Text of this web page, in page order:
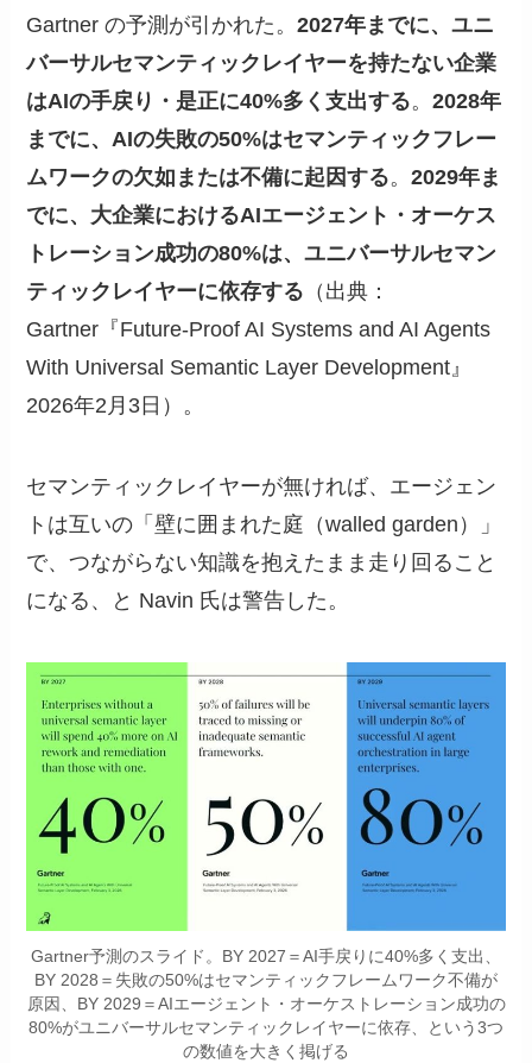
Gartner の予測が引かれた。2027年までに、ユニ
バーサルセマンティックレイヤーを持たない企業
はAIの手戻り・是正に40%多く支出する。2028年
までに、AIの失敗の50%はセマンティックフレー
ムワークの欠如または不備に起因する。2029年ま
でに、大企業におけるAIエージェント・オーケス
トレーション成功の80%は、ユニバーサルセマン
ティックレイヤーに依存する （出典：
Gartner『Future-Proof AI Systems and AI Agents
With Universal Semantic Layer Development』
2026年2月3日）。
セマンティックレイヤーが無ければ、エージェン
トは互いの「壁に囲まれた庭（walled garden）」
で、つながらない知識を抱えたまま走り回ること
になる、と Navin 氏は警告した。
Gartner予測のスライド。BY 2027＝AI手戻りに40%多く支出、
BY 2028＝失敗の50%はセマンティックフレームワーク不備が
原因、BY 2029＝AIエージェント・オーケストレーション成功の
80%がユニバーサルセマンティックレイヤーに依存、という3つ
の数値を大きく掲げる